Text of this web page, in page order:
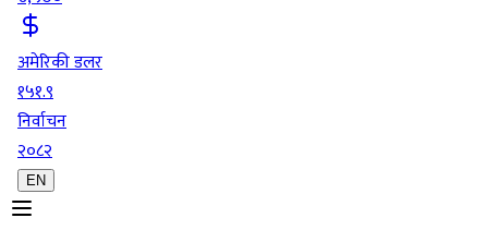
अमेरिकी डलर
१५१.९
निर्वाचन
२०८२
EN